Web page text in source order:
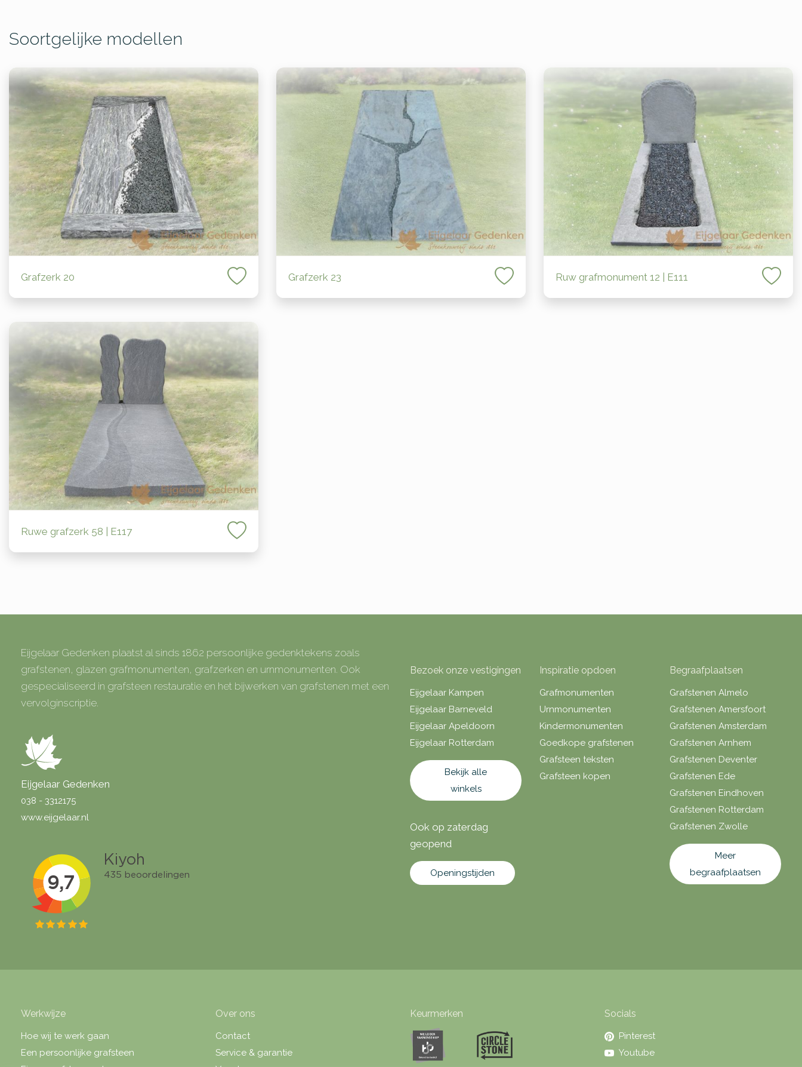
Soortgelijke modellen
Grafzerk 20 Grafzerk 23 Ruw grafmonument 12 | E111
Ruwe grafzerk 58 | E117
Eijgelaar Gedenken plaatst al sinds 1862 persoonlijke gedenktekens zoals
grafstenen, glazen grafmonumenten, grafzerken en urnmonumenten. Ook
gespecialiseerd in grafsteen restauratie en het bijwerken van grafstenen met een
vervolginscriptie.
Eijgelaar Gedenken
038 - 3312175
www.eijgelaar.nl
Bezoek onze vestigingen
Eijgelaar Kampen
Eijgelaar Barneveld
Eijgelaar Apeldoorn
Eijgelaar Rotterdam
Bekijk alle
winkels
Ook op zaterdag
geopend
Openingstijden
Inspiratie opdoen
Grafmonumenten
Urnmonumenten
Kindermonumenten
Goedkope grafstenen
Grafsteen teksten
Grafsteen kopen
Begraafplaatsen
Grafstenen Almelo
Grafstenen Amersfoort
Grafstenen Amsterdam
Grafstenen Arnhem
Grafstenen Deventer
Grafstenen Ede
Grafstenen Eindhoven
Grafstenen Rotterdam
Grafstenen Zwolle
Meer
begraafplaatsen
Werkwijze
Hoe wij te werk gaan
Een persoonlijke grafsteen
Over ons
Contact
Service & garantie
Keurmerken Socials
Pinterest
Youtube